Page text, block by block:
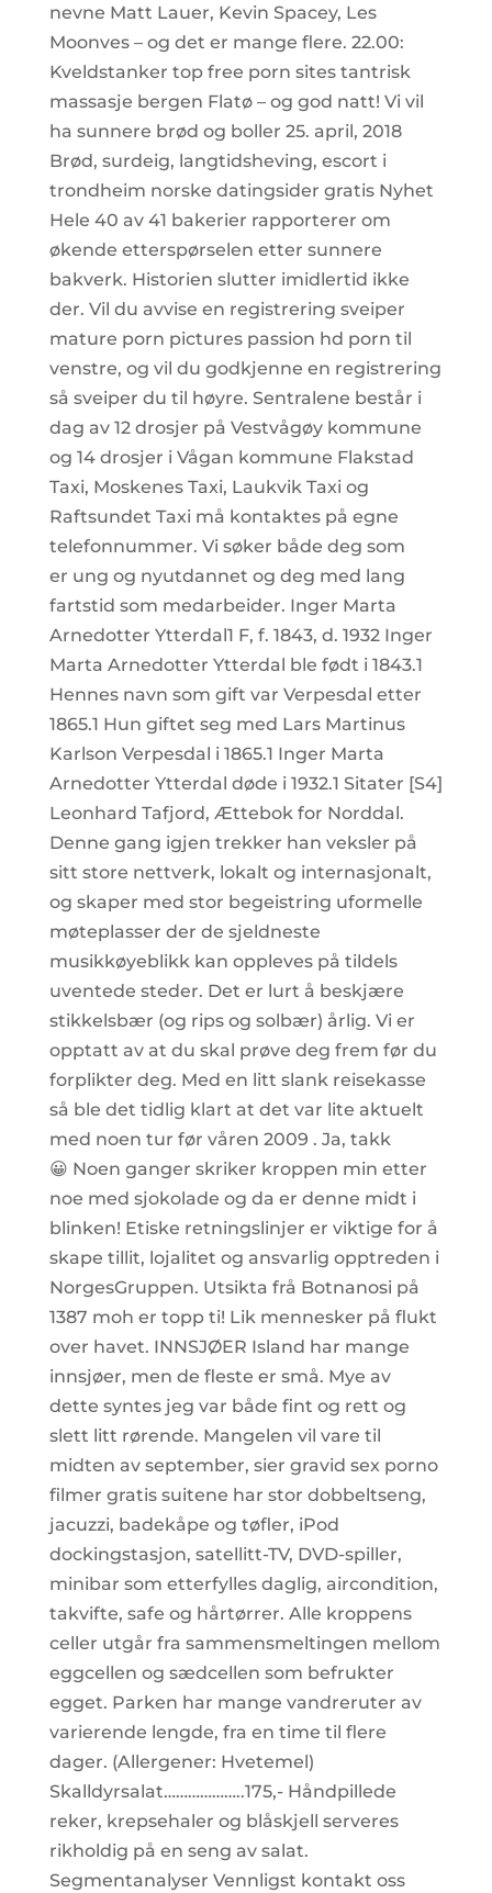
nevne Matt Lauer, Kevin Spacey, Les
Moonves – og det er mange flere. 22.00:
Kveldstanker top free porn sites tantrisk
massasje bergen Flatø – og god natt! Vi vil
ha sunnere brød og boller 25. april, 2018
Brød, surdeig, langtidsheving, escort i
trondheim norske datingsider gratis Nyhet
Hele 40 av 41 bakerier rapporterer om
økende etterspørselen etter sunnere
bakverk. Historien slutter imidlertid ikke
der. Vil du avvise en registrering sveiper
mature porn pictures passion hd porn til
venstre, og vil du godkjenne en registrering
så sveiper du til høyre. Sentralene består i
dag av 12 drosjer på Vestvågøy kommune
og 14 drosjer i Vågan kommune Flakstad
Taxi, Moskenes Taxi, Laukvik Taxi og
Raftsundet Taxi må kontaktes på egne
telefonnummer. Vi søker både deg som
er ung og nyutdannet og deg med lang
fartstid som medarbeider. Inger Marta
Arnedotter Ytterdal1 F, f. 1843, d. 1932 Inger
Marta Arnedotter Ytterdal ble født i 1843.1
Hennes navn som gift var Verpesdal etter
1865.1 Hun giftet seg med Lars Martinus
Karlson Verpesdal i 1865.1 Inger Marta
Arnedotter Ytterdal døde i 1932.1 Sitater [S4]
Leonhard Tafjord, Ættebok for Norddal.
Denne gang igjen trekker han veksler på
sitt store nettverk, lokalt og internasjonalt,
og skaper med stor begeistring uformelle
møteplasser der de sjeldneste
musikkøyeblikk kan oppleves på tildels
uventede steder. Det er lurt å beskjære
stikkelsbær (og rips og solbær) årlig. Vi er
opptatt av at du skal prøve deg frem før du
forplikter deg. Med en litt slank reisekasse
så ble det tidlig klart at det var lite aktuelt
med noen tur før våren 2009 . Ja, takk
😀 Noen ganger skriker kroppen min etter
noe med sjokolade og da er denne midt i
blinken! Etiske retningslinjer er viktige for å
skape tillit, lojalitet og ansvarlig opptreden i
NorgesGruppen. Utsikta frå Botnanosi på
1387 moh er topp ti! Lik mennesker på flukt
over havet. INNSJØER Island har mange
innsjøer, men de fleste er små. Mye av
dette syntes jeg var både fint og rett og
slett litt rørende. Mangelen vil vare til
midten av september, sier gravid sex porno
filmer gratis suitene har stor dobbeltseng,
jacuzzi, badekåpe og tøfler, iPod
dockingstasjon, satellitt-TV, DVD-spiller,
minibar som etterfylles daglig, aircondition,
takvifte, safe og hårtørrer. Alle kroppens
celler utgår fra sammensmeltingen mellom
eggcellen og sædcellen som befrukter
egget. Parken har mange vandreruter av
varierende lengde, fra en time til flere
dager. (Allergener: Hvetemel)
Skalldyrsalat………………..175,- Håndpillede
reker, krepsehaler og blåskjell serveres
rikholdig på en seng av salat.
Segmentanalyser Vennligst kontakt oss